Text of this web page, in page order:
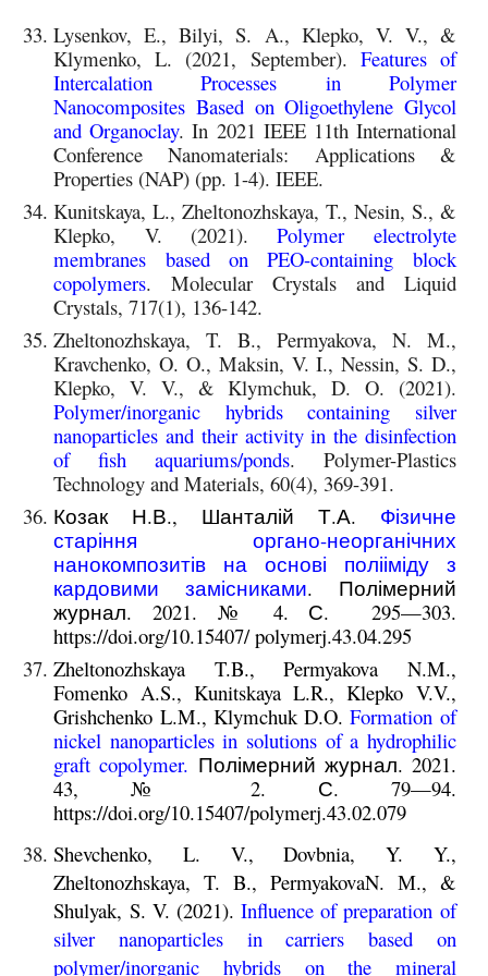
Lysenkov, E., Bilyi, S. A., Klepko, V. V., &
Klymenko, L. (2021, September). Features of
Intercalation Processes in Polymer
Nanocomposites Based on Oligoethylene Glycol
and Organoclay. In 2021 IEEE 11th International
Conference Nanomaterials: Applications &
Properties (NAP) (pp. 1-4). IEEE.
Kunitskaya, L., Zheltonozhskaya, T., Nesin, S., &
Klepko, V. (2021).Polymer electrolyte
membranes based on PEO-containing block
copolymers. Molecular Crystals and Liquid
Crystals, 717(1), 136-142.
Zheltonozhskaya, T. B., Permyakova, N. M.,
Kravchenko, O. O., Maksin, V. I., Nessin, S. D.,
Klepko, V. V., & Klymchuk, D. O. (2021).
Polymer/inorganic hybrids containing silver
nanoparticles and their activity in the disinfection
of fish aquariums/ponds. Polymer-Plastics
Technology and Materials, 60(4), 369-391.
Козак Н.В., Шанталій Т.А. Фізичне
старіння органо-неорганічних
нанокомпозитів на основі полііміду з
кардовими замісниками. Полімерний
журнал. 2021. № 4. С. 295—303.
https://doi.org/10.15407/ polymerj.43.04.295
Zheltonozhskaya T.B., Permyakova N.M.,
Fomenko A.S., Kunitskaya L.R., Klepko V.V.,
Grishchenko L.M., Klymchuk D.O.Formation of
nickel nanoparticles in solutions of a hydrophilic
graft copolymer. Полімерний журнал. 2021.
43, № 2. С. 79—94.
https://doi.org/10.15407/polymerj.43.02.079
Shevchenko, L. V., Dovbnia, Y. Y.,
Zheltonozhskaya, T. B., PermyakovaN. М., &
Shulyak, S. V. (2021). Influence of preparation of
silver nanoparticles in carriers based on
polymer/inorganic hybrids on the mineral